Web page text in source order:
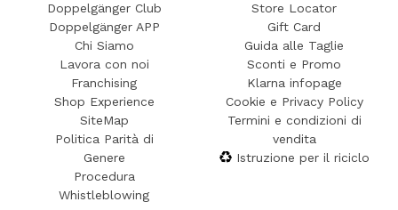
Doppelgänger Club
Doppelgänger APP
Chi Siamo
Lavora con noi
Franchising
Shop Experience
SiteMap
Politica Parità di
Genere
Procedura
Whistleblowing
Store Locator
Gift Card
Guida alle Taglie
Sconti e Promo
Klarna infopage
Cookie e Privacy Policy
Termini e condizioni di
vendita
Istruzione per il riciclo